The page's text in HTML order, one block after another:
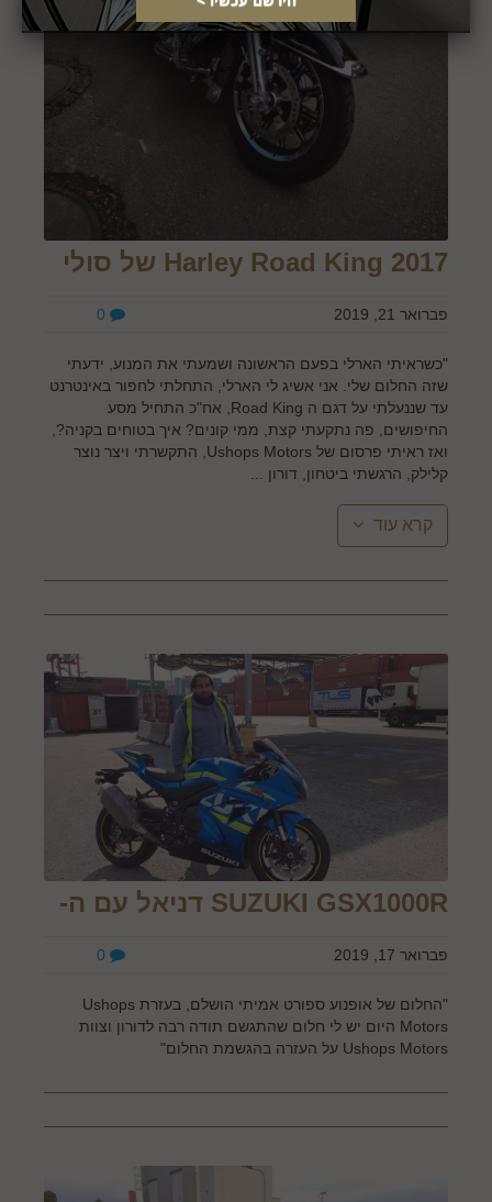
Harley Road King 2017 של סולי
פברואר 21, 2019
"כשראיתי הארלי בפעם הראשונה ושמעתי את המנוע, ידעתי
שזה החלום שלי. אני אשיג לי הארלי, התחלתי לחפור באינטרנט
עד שננעלתי על דגם ה Road King, אח"כ התחיל מסע
החיפושים, פה נתקעתי קצת, ממי קונים? איך בטוחים בקניה?,
ואז ראיתי פרסום של Ushops Motors, התקשרתי ויצר נוצר
קלילק, הרגשתי ביטחון, דורון ...
קרא עוד
SUZUKI GSX1000R דניאל עם ה-
פברואר 17, 2019
"החלום של אופנוע ספורט אמיתי הושלם, בעזרת Ushops
Motors היום יש לי חלום שהתגשם תודה רבה לדורון וצוות
Ushops Motors על העזרה בהגשמת החלום"